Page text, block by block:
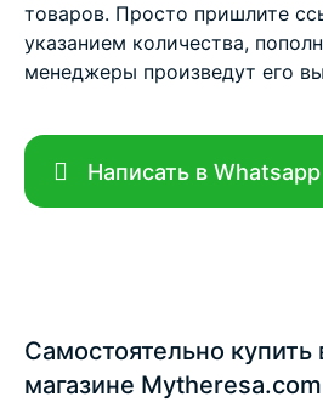
товаров. Просто пришлите
указанием количества,
менеджеры произведут его
Написать в Whatsapp
Самостоятельно купить
магазине Mytheresa.com